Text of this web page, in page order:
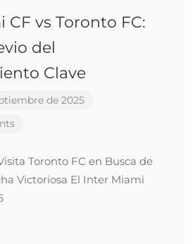
CF vs Toronto FC:
del
Clave
de 2025
Toronto FC en Busca de
Victoriosa El Inter Miami